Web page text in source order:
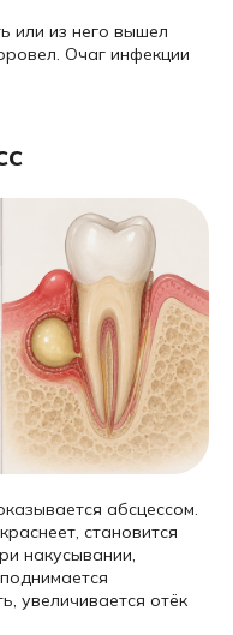
или из него вышел
Очаг инфекции
абсцессом.
становится
накусывании,
увеличивается отёк